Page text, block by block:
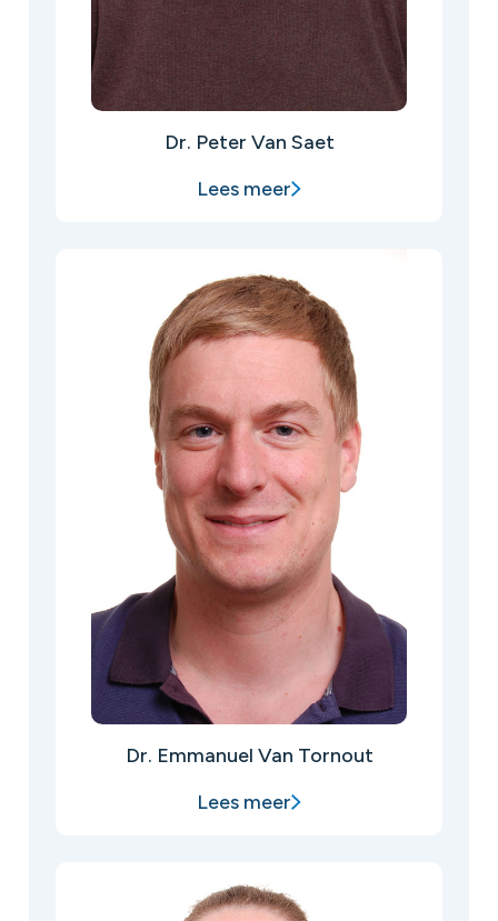
Dr. Peter Van Saet
Lees meer
Dr. Emmanuel Van Tornout
Lees meer